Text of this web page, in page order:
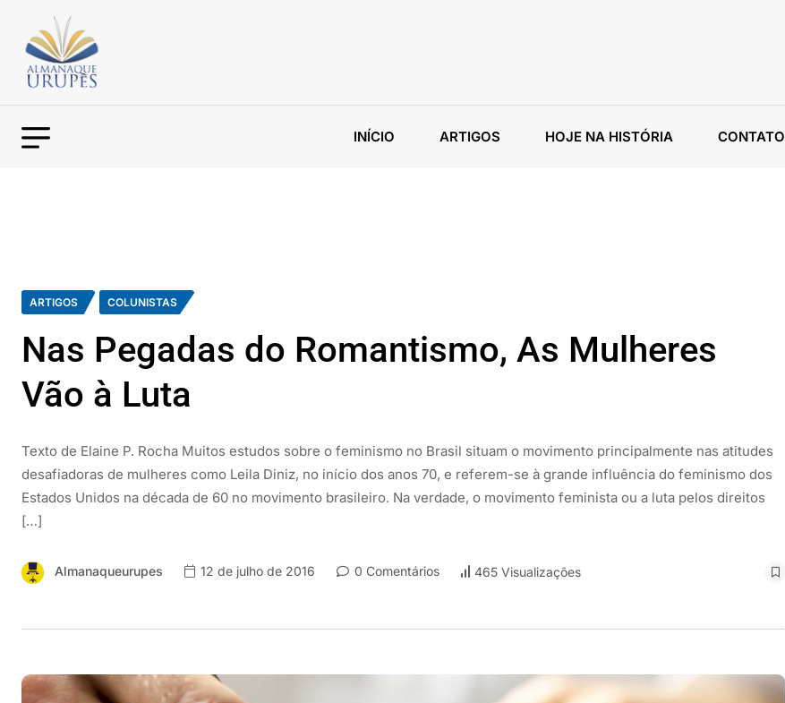
INÍCIO ARTIGOS HOJE NA HISTÓRIA CONTATO
ARTIGOS COLUNISTAS
Nas Pegadas do Romantismo, As Mulheres
Vão à Luta
Texto de Elaine P. Rocha Muitos estudos sobre o feminismo no Brasil situam o movimento principalmente nas atitudes
desafiadoras de mulheres como Leila Diniz, no início dos anos 70, e referem-se à grande influência do feminismo dos
Estados Unidos na década de 60 no movimento brasileiro. Na verdade, o movimento feminista ou a luta pelos direitos
[…]
Almanaqueurupes 12 de julho de 2016 0 Comentários 465 Visualizações